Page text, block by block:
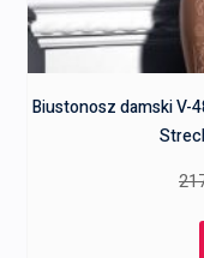
Biustonosz damski V-